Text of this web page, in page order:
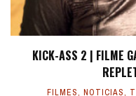
KICK-ASS 2 | FILME
FILMES, NOTICIAS,